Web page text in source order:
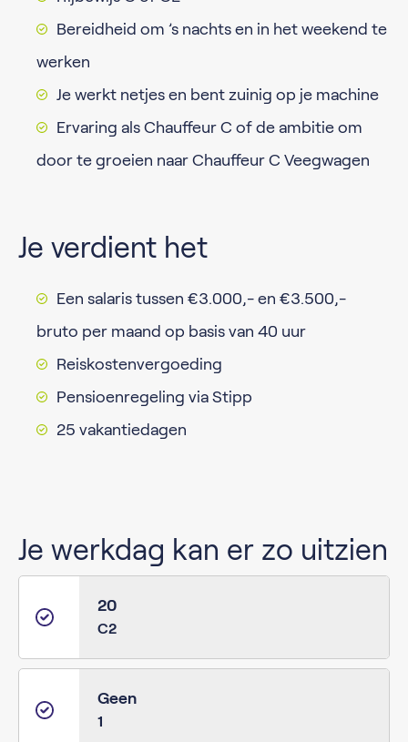
Bereidheid om ’s nachts en in het weekend te
werken
Je werkt netjes en bent zuinig op je machine
Ervaring als Chauffeur C of de ambitie om
door te groeien naar Chauffeur C Veegwagen
Je verdient het
Een salaris tussen €3.000,- en €3.500,-
bruto per maand op basis van 40 uur
Reiskostenvergoeding
Pensioenregeling via Stipp
25 vakantiedagen
Je werkdag kan er zo uitzien
20
C2
Geen
1